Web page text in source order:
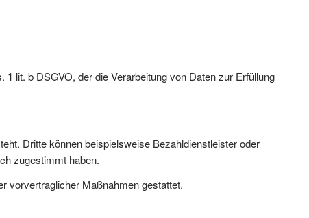
lit. b DSGVO, der die Verarbeitung von Daten zur Erfüllung
Dritte können beispielsweise Bezahldienstleister oder
zugestimmt haben.
vorvertraglicher Maßnahmen gestattet.